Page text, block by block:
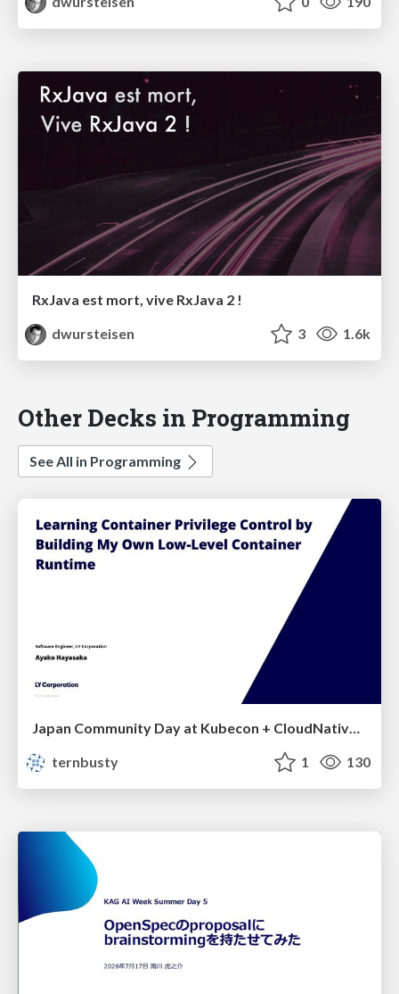
RxJava est mort, vive RxJava 2 !
dwursteisen
3 1.6k
Other Decks in Programming
See All in Programming
ternbusty
1 130